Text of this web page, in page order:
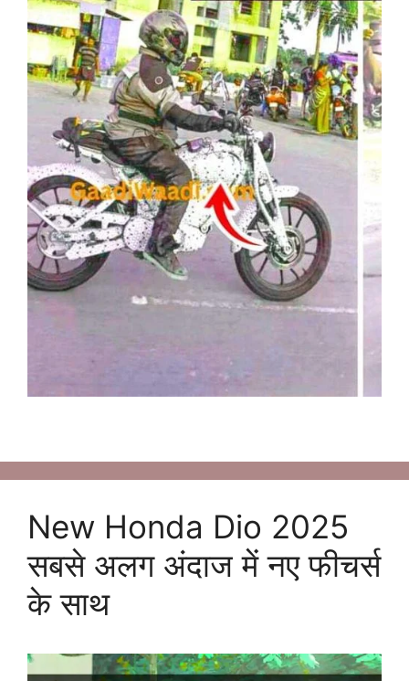
New Honda Dio 2025
सबसे अलग अंदाज में नए फीचर्स
के साथ